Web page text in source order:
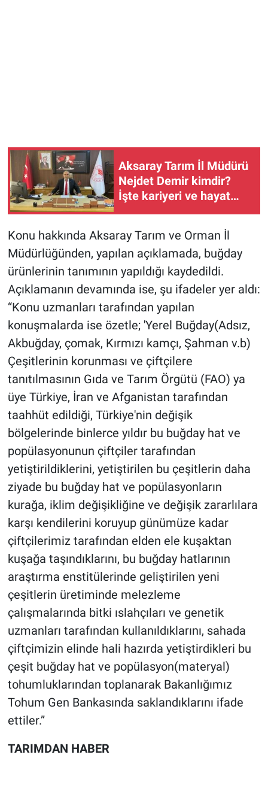
Aksaray Tarım İl Müdürü
Nejdet Demir kimdir?
İşte kariyeri ve hayat
hikayesi
Konu hakkında Aksaray Tarım ve Orman İl
Müdürlüğünden, yapılan açıklamada, buğday
ürünlerinin tanımının yapıldığı kaydedildi.
Açıklamanın devamında ise, şu ifadeler yer aldı:
“Konu uzmanları tarafından yapılan
konuşmalarda ise özetle; 'Yerel Buğday(Adsız,
Akbuğday, çomak, Kırmızı kamçı, Şahman v.b)
Çeşitlerinin korunması ve çiftçilere
tanıtılmasının Gıda ve Tarım Örgütü (FAO) ya
üye Türkiye, İran ve Afganistan tarafından
taahhüt edildiği, Türkiye'nin değişik
bölgelerinde binlerce yıldır bu buğday hat ve
popülasyonunun çiftçiler tarafından
yetiştirildiklerini, yetiştirilen bu çeşitlerin daha
ziyade bu buğday hat ve popülasyonların
kurağa, iklim değişikliğine ve değişik zararlılara
karşı kendilerini koruyup günümüze kadar
çiftçilerimiz tarafından elden ele kuşaktan
kuşağa taşındıklarını, bu buğday hatlarının
araştırma enstitülerinde geliştirilen yeni
çeşitlerin üretiminde melezleme
çalışmalarında bitki ıslahçıları ve genetik
uzmanları tarafından kullanıldıklarını, sahada
çiftçimizin elinde hali hazırda yetiştirdikleri bu
çeşit buğday hat ve popülasyon(materyal)
tohumluklarından toplanarak Bakanlığımız
Tohum Gen Bankasında saklandıklarını ifade
ettiler.”
TARIMDAN HABER